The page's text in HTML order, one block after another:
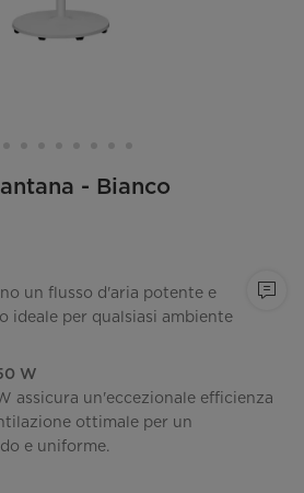
- Bianco
un flusso d'aria potente e
ideale per qualsiasi ambiente
W
assicura un'eccezionale efficienza
ottimale per un
e uniforme.